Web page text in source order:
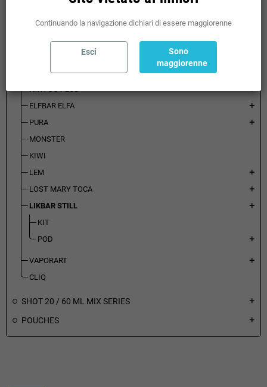
POD PRERICARICATE
KIWI GO PLUS
ELFBAR ELFA add
PURA add
MONSTER
KIWI
LEM
add
LOST MARY TOCA add
LIKBAR STILL add
KIT
POD
add
VAPORART add
CLIQ
SHOT 20 / 60 ML MIX SERIES add
POUCHES add
Continuando la navigazione dichiari di essere maggiorenne
Esci
Sono
maggiorenne